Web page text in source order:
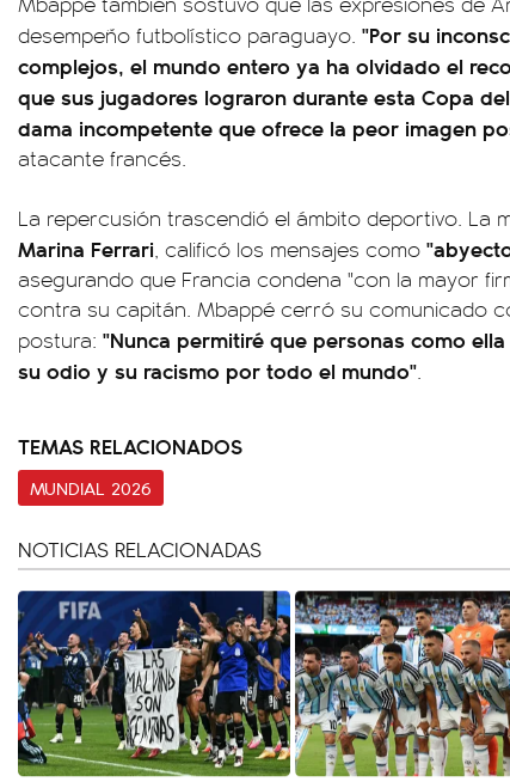
desempeño futbolístico paraguayo. "Por su
complejos, el mundo entero ya ha olvidado el
que sus jugadores lograron durante esta Copa
dama incompetente que ofrece la peor imagen
atacante francés.
La repercusión trascendió el ámbito deportivo. La
Marina Ferrari, calificó los mensajes como
asegurando que Francia condena "con la mayor
contra su capitán. Mbappé cerró su comunicado
postura: "Nunca permitiré que personas como
su odio y su racismo por todo el mundo".
TEMAS RELACIONADOS
MUNDIAL 2026
NOTICIAS RELACIONADAS